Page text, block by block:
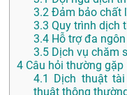
3.2 Đảm bảo chất
3.3 Quy trình dịch
3.4 Hỗ trợ đa
3.5 Dịch vụ chăm
4 Câu hỏi thường gặp
4.1
Dịch thuật
thuật thông